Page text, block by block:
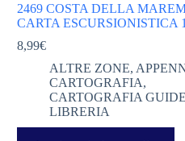
2469 COSTA DELLA
CARTA ESCURSIONISTICA
8,99€
ALTRE ZONE,
CARTOGRAFIA,
CARTOGRAFIA GUIDE
LIBRERIA